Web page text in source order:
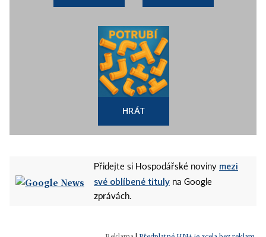
HRÁT
Přidejte si Hospodářské noviny mezi
své oblíbené tituly na Google
zprávách.